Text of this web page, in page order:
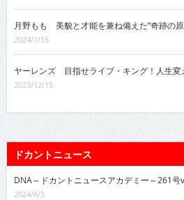
月野もも 美貌と才能を兼ね備えた“奇跡の原
2024/1/16
ヤーレンズ 目指せライブ・キング！人生変
2023/12/15
ドカントニュース
DNA～ドカントニュースアカデミー～261号
2024/6/3